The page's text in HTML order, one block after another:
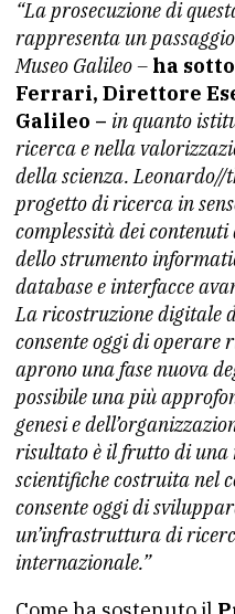
“La prosecuzione di
rappresenta un
Museo Galileo – ha
Ferrari, Direttore
Galileo – in quanto
ricerca e nella
della scienza. Leonardo//
progetto di ricerca in
complessità dei contenuti
dello strumento
database e interfacce
La ricostruzione digitale
consente oggi di
aprono una fase nuova
possibile una più
genesi e
risultato è il frutto di una
scientifiche costruita nel
consente oggi di
un’infrastruttura di
internazionale.”